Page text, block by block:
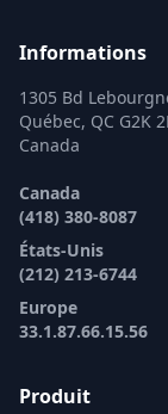
Informations
1305 Bd
Québec, QC G2K
Canada
(418) 380-8087